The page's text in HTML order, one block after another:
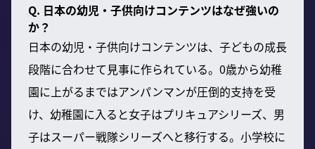
Q. 日本の幼児・子供向けコンテンツはなぜ強いの
か？
日本の幼児・子供向けコンテンツは、子どもの成長
段階に合わせて見事に作られている。0歳から幼稚
園に上がるまではアンパンマンが圧倒的支持を受
け、幼稚園に入ると女子はプリキュアシリーズ、男
子はスーパー戦隊シリーズへと移行する。小学校に